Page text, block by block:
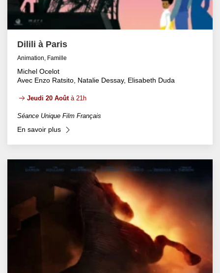
Dilili à Paris
Animation, Famille
Michel Ocelot
Avec Enzo Ratsito, Natalie Dessay, Elisabeth Duda
Jeudi 20 Aoûtà 21h
Séance Unique Film Français
En savoir plus